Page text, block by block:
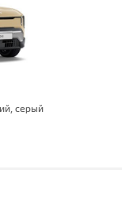
серый